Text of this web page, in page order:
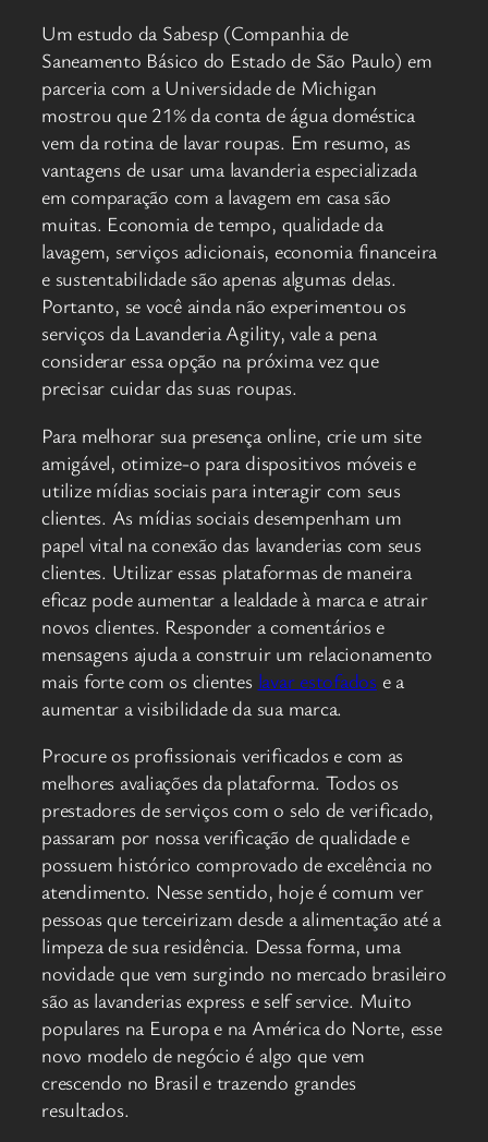
Um estudo da Sabesp (Companhia de
Saneamento Básico do Estado de São Paulo) em
parceria com a Universidade de Michigan
mostrou que 21% da conta de água doméstica
vem da rotina de lavar roupas. Em resumo, as
vantagens de usar uma lavanderia especializada
em comparação com a lavagem em casa são
muitas. Economia de tempo, qualidade da
lavagem, serviços adicionais, economia financeira
e sustentabilidade são apenas algumas delas.
Portanto, se você ainda não experimentou os
serviços da Lavanderia Agility, vale a pena
considerar essa opção na próxima vez que
precisar cuidar das suas roupas.
Para melhorar sua presença online, crie um site
amigável, otimize-o para dispositivos móveis e
utilize mídias sociais para interagir com seus
clientes. As mídias sociais desempenham um
papel vital na conexão das lavanderias com seus
clientes. Utilizar essas plataformas de maneira
eficaz pode aumentar a lealdade à marca e atrair
novos clientes. Responder a comentários e
mensagens ajuda a construir um relacionamento
mais forte com os clientes lavar estofados e a
aumentar a visibilidade da sua marca.
Procure os profissionais verificados e com as
melhores avaliações da plataforma. Todos os
prestadores de serviços com o selo de verificado,
passaram por nossa verificação de qualidade e
possuem histórico comprovado de excelência no
atendimento. Nesse sentido, hoje é comum ver
pessoas que terceirizam desde a alimentação até a
limpeza de sua residência. Dessa forma, uma
novidade que vem surgindo no mercado brasileiro
são as lavanderias express e self service. Muito
populares na Europa e na América do Norte, esse
novo modelo de negócio é algo que vem
crescendo no Brasil e trazendo grandes
resultados.